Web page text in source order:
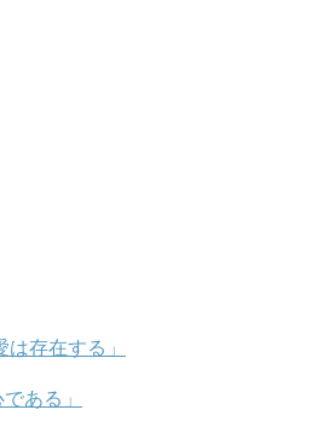
存在する」
ある」